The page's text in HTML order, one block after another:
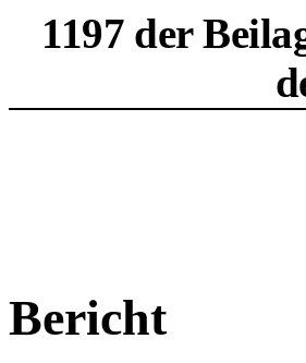
1197 der
Bericht